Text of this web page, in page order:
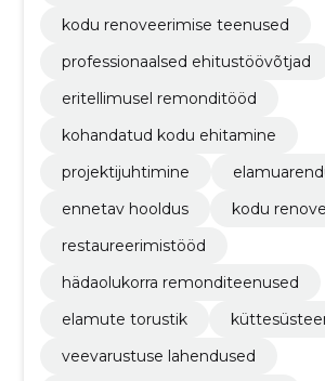
kodu renoveerimise teenused
professionaalsed ehitustöövõtjad
eritellimusel remonditööd
kohandatud kodu ehitamine
projektijuhtimine
ennetav hooldus
kodu
restaureerimistööd
hädaolukorra remonditeenused
elamute torustik
veevarustuse lahendused